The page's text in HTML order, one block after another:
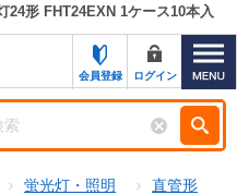
形 FHT24EXN 1ケース10本入
会員登録 ログイン
蛍光灯・照明
直管形